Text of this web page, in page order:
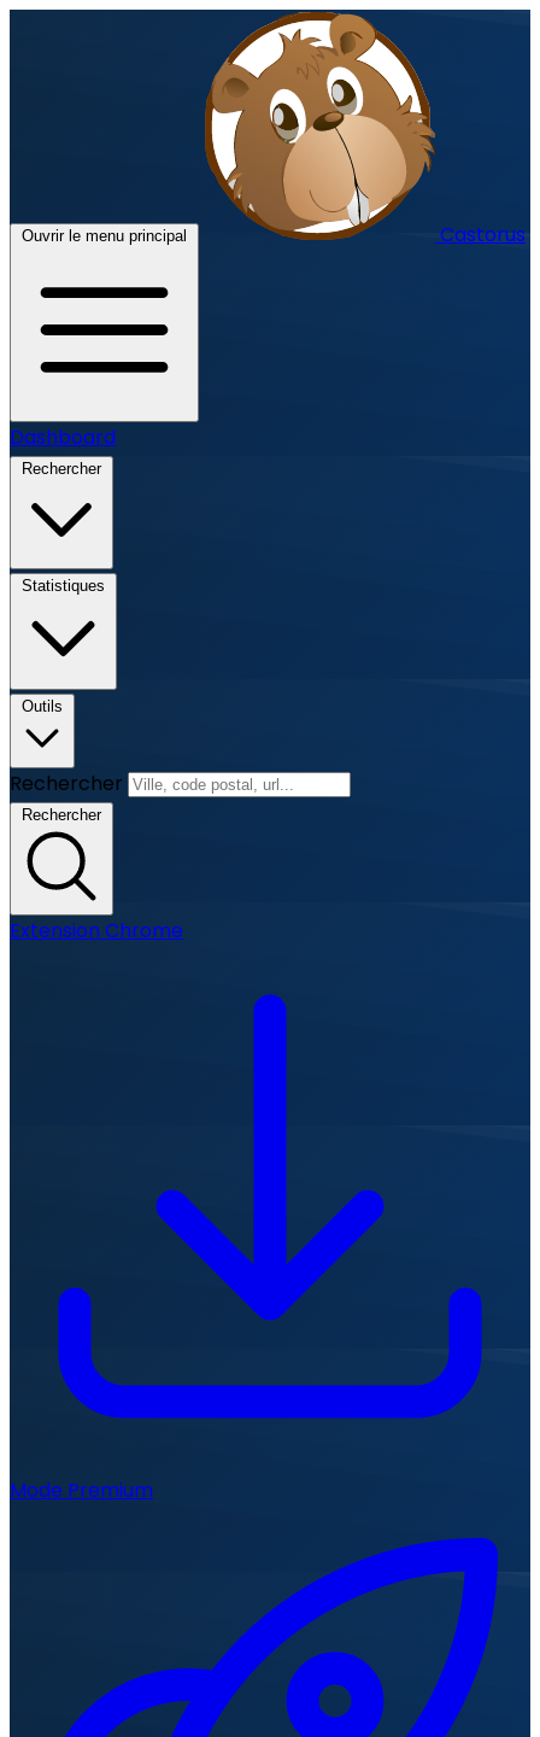
Ouvrir le menu principal Castorus
Dashboard
Rechercher
Statistiques
Outils
Rechercher
Rechercher
Extension Chrome
Mode Premium